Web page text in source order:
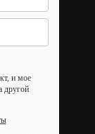
и мое
другой